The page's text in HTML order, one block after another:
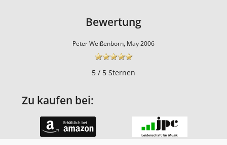
Bewertung
Peter Weißenborn, May 2006
5 / 5 Sternen
Zu kaufen bei: